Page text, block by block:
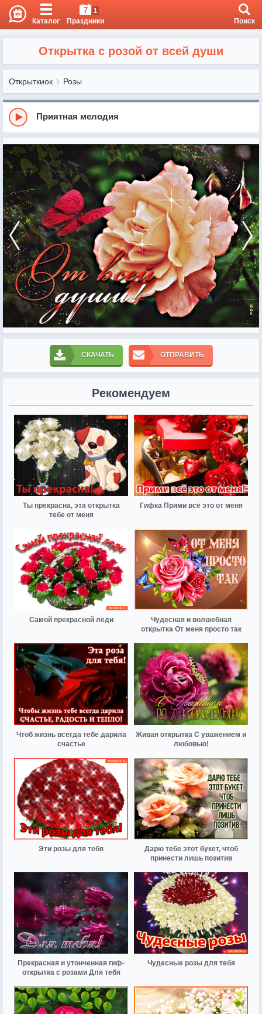
Каталог
7 1
Праздники Поиск
Открытка с розой от всей души
Открыткиок Розы
Приятная мелодия
СКАЧАТЬ ОТПРАВИТЬ
Рекомендуем
Ты прекрасна, эта открытка
тебе от меня
Гифка Прими всё это от меня
Самой прекрасной леди
Чудесная и волшебная
открытка От меня просто так
Чтоб жизнь всегда тебе дарила
счастье
Живая открытка С уважением и
любовью!
Эти розы для тебя
Дарю тебе этот букет, чтоб
принести лишь позитив
Прекрасная и утонченная гиф-
открытка с розами Для тебя
Чудесные розы для тебя